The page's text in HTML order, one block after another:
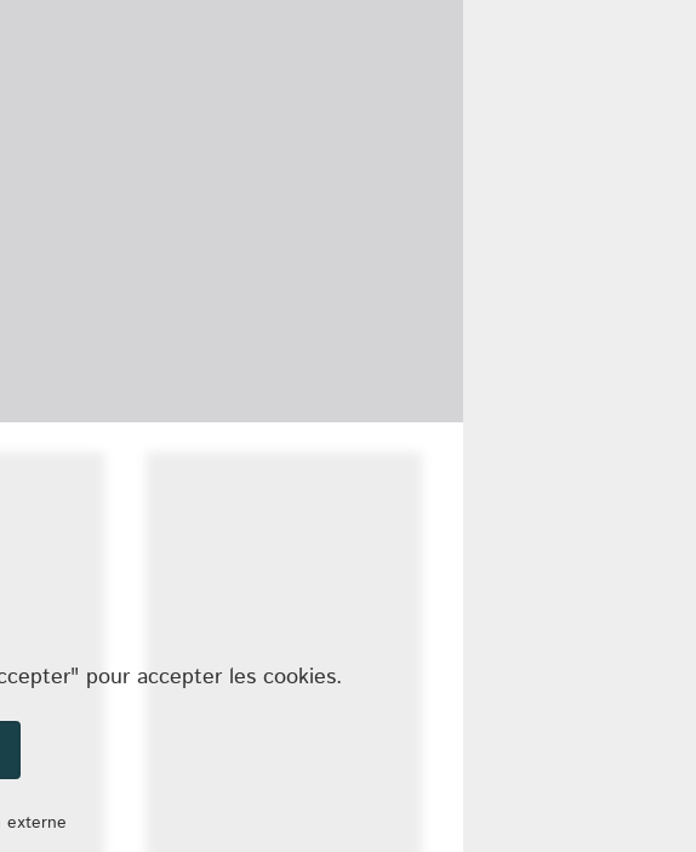
pour accepter les cookies.
externe